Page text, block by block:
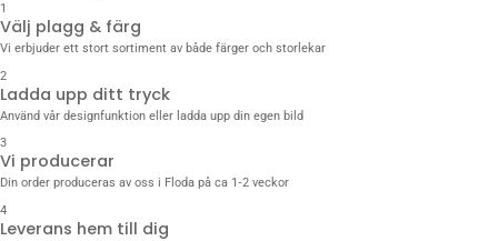
1
Välj plagg & färg
Vi erbjuder ett stort sortiment av både färger och storlekar
2
Ladda upp ditt tryck
Använd vår designfunktion eller ladda upp din egen bild
3
Vi producerar
Din order produceras av oss i Floda på ca 1‑2 veckor
4
Leverans hem till dig